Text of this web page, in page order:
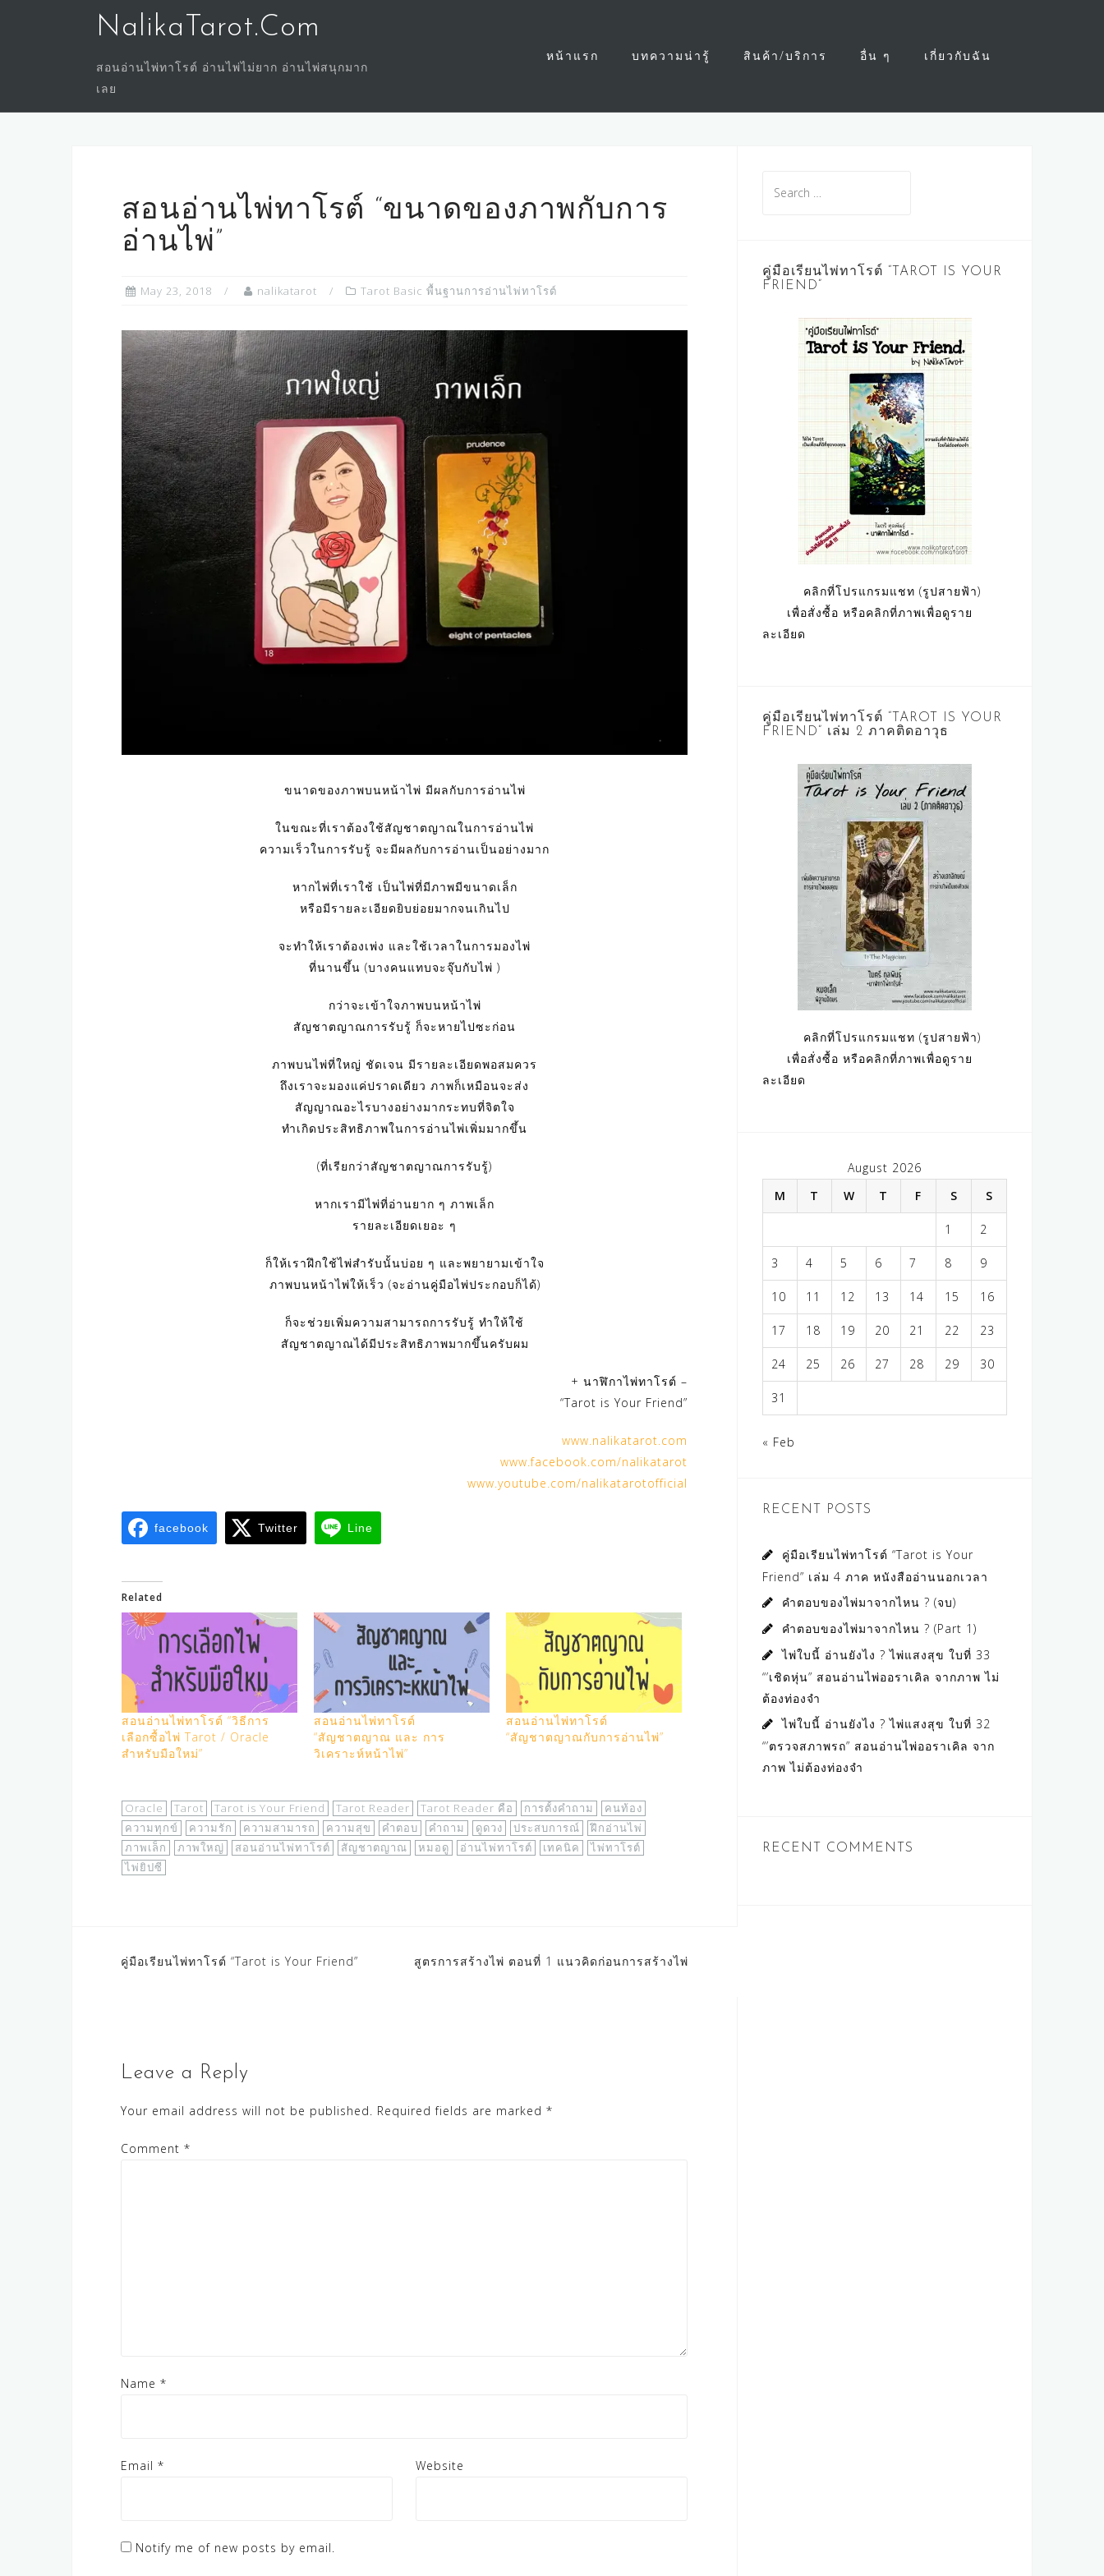
NalikaTarot.Com
สอนอ่านไพ่ทาโรต์ อ่านไพ่ไม่ยาก อ่านไพ่สนุกมาก
เลย
หน้าแรก บทความน่ารู้ สินค้า/บริการ อื่น ๆ เกี่ยวกับฉัน
สอนอ่านไพ่ทาโรต์ “ขนาดของภาพกับการ
อ่านไพ่”
May 23, 2018 nalikatarot Tarot Basic พื้นฐานการอ่านไพ่ทาโรต์
ขนาดของภาพบนหน้าไพ่ มีผลกับการอ่านไพ่
ในขณะที่เราต้องใช้สัญชาตญาณในการอ่านไพ่
ความเร็วในการรับรู้ จะมีผลกับการอ่านเป็นอย่างมาก
หากไพ่ที่เราใช้ เป็นไพ่ที่มีภาพมีขนาดเล็ก
หรือมีรายละเอียดยิบย่อยมากจนเกินไป
จะทำให้เราต้องเพ่ง และใช้เวลาในการมองไพ่
ที่นานขึ้น (บางคนแทบจะจุ๊บกับไพ่ )
กว่าจะเข้าใจภาพบนหน้าไพ่
สัญชาตญาณการรับรู้ ก็จะหายไปซะก่อน
ภาพบนไพ่ที่ใหญ่ ชัดเจน มีรายละเอียดพอสมควร
ถึงเราจะมองแค่ปราดเดียว ภาพก็เหมือนจะส่ง
สัญญาณอะไรบางอย่างมากระทบที่จิตใจ
ทำเกิดประสิทธิภาพในการอ่านไพ่เพิ่มมากขึ้น
(ที่เรียกว่าสัญชาตญาณการรับรู้)
หากเรามีไพ่ที่อ่านยาก ๆ ภาพเล็ก
รายละเอียดเยอะ ๆ
ก็ให้เราฝึกใช้ไพ่สำรับนั้นบ่อย ๆ และพยายามเข้าใจ
ภาพบนหน้าไพ่ให้เร็ว (จะอ่านคู่มือไพ่ประกอบก็ได้)
ก็จะช่วยเพิ่มความสามารถการรับรู้ ทำให้ใช้
สัญชาตญาณได้มีประสิทธิภาพมากขึ้นครับผม
+ นาฬิกาไพ่ทาโรต์ –
“Tarot is Your Friend”
www.nalikatarot.com
www.facebook.com/nalikatarot
www.youtube.com/nalikatarotofficial
facebook Twitter Line
Related
สอนอ่านไพ่ทาโรต์ “วิธีการ
เลือกซื้อไพ่ Tarot / Oracle
สำหรับมือใหม่”
สอนอ่านไพ่ทาโรต์
“สัญชาตญาณ และ การ
วิเคราะห์หน้าไพ่”
สอนอ่านไพ่ทาโรต์
“สัญชาตญาณกับการอ่านไพ่”
Oracle Tarot Tarot is Your Friend Tarot Reader Tarot Reader คือ การตั้งคำถาม
คนท้อง
ความทุกข์
ความรัก ความสามารถ ความสุข คำตอบ คำถาม ดูดวง ประสบการณ์
ฝึกอ่านไพ่
ภาพเล็ก
ภาพใหญ่ สอนอ่านไพ่ทาโรต์ สัญชาตญาณ หมอดู อ่านไพ่ทาโรต์ เทคนิค
ไพ่ทาโรต์
ไพ่ยิปซี
Post
คู่มือเรียนไพ่ทาโรต์ “Tarot is Your Friend” สูตรการสร้างไพ่ ตอนที่ 1 แนวคิดก่อนการสร้างไพ่
Leave a Reply
Your email address will not be published. Required fields are marked *
Comment *
Name *
Email * Website
Notify me of new posts by email.
for:
คู่มือเรียนไพ่ทาโรต์ “TAROT IS YOUR
FRIEND”
คลิกที่โปรแกรมแชท (รูปสายฟ้า)
เพื่อสั่งซื้อ หรือคลิกที่ภาพเพื่อดูราย
ละเอียด
คู่มือเรียนไพ่ทาโรต์ “TAROT IS YOUR
FRIEND” เล่ม 2 ภาคติดอาวุธ
คลิกที่โปรแกรมแชท (รูปสายฟ้า)
เพื่อสั่งซื้อ หรือคลิกที่ภาพเพื่อดูราย
ละเอียด
August 2026
M
T W T F S S
1 2
3 4 5 6 7 8 9
10 11 12 13 14 15 16
17 18 19 20 21 22 23
24 25 26 27 28 29 30
31
« Feb
RECENT POSTS
คู่มือเรียนไพ่ทาโรต์ “Tarot is Your
Friend” เล่ม 4 ภาค หนังสืออ่านนอกเวลา
คำตอบของไพ่มาจากไหน ? (จบ)
คำตอบของไพ่มาจากไหน ? (Part 1)
ไพ่ใบนี้ อ่านยังไง ? ไพ่แสงสุข ใบที่ 33
“’เชิดหุ่น” สอนอ่านไพ่ออราเคิล จากภาพ ไม่
ต้องท่องจำ
ไพ่ใบนี้ อ่านยังไง ? ไพ่แสงสุข ใบที่ 32
“’ตรวจสภาพรถ” สอนอ่านไพ่ออราเคิล จาก
ภาพ ไม่ต้องท่องจำ
RECENT COMMENTS